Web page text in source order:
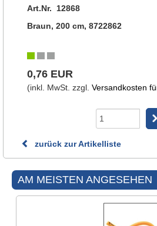
Art.Nr. 12868
Braun, 200 cm, 8722862
0,76 EUR
(inkl. MwSt. zzgl. Versandkosten
zurück zur Artikelliste
AM MEISTEN ANGESEHEN